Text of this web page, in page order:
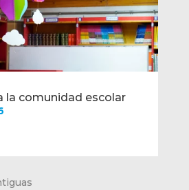
la comunidad escolar